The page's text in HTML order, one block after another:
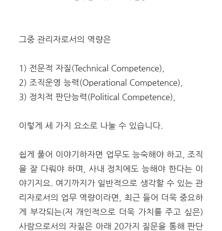
그중 관리자로서의 역량은
1) 전문적 자질(Technical Competence),
2) 조직운영 능력(Operational Competence),
3) 정치적 판단능력(Political Competence),
이렇게 세 가지 요소로 나눌 수 있습니다.
쉽게 풀어 이야기하자면 업무도 능숙해야 하고, 조직
을 잘 다뤄야 하며, 사내 정치에도 능해야 한다는 이
야기지요. 여기까지가 일반적으로 생각할 수 있는 관
리자로서의 업무 역량이라면, 최근 들어 더욱 중요하
게 부각되는(저 개인적으로 더욱 가치를 주고 싶은)
사람으로서의 자질은 아래 20가지 질문을 통해 판단